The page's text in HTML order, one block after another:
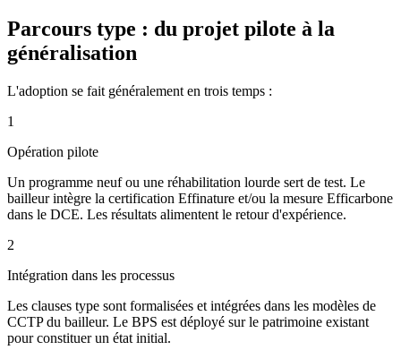
Parcours type : du projet pilote à la
généralisation
L'adoption se fait généralement en trois temps :
1
Opération pilote
Un programme neuf ou une réhabilitation lourde sert de test. Le
bailleur intègre la certification Effinature et/ou la mesure Efficarbone
dans le DCE. Les résultats alimentent le retour d'expérience.
2
Intégration dans les processus
Les clauses type sont formalisées et intégrées dans les modèles de
CCTP du bailleur. Le BPS est déployé sur le patrimoine existant
pour constituer un état initial.